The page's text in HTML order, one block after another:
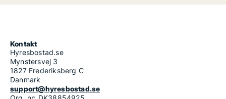
Kontakt
Hyresbostad.se
Mynstersvej 3
1827 Frederiksberg C
Danmark
support@hyresbostad.se